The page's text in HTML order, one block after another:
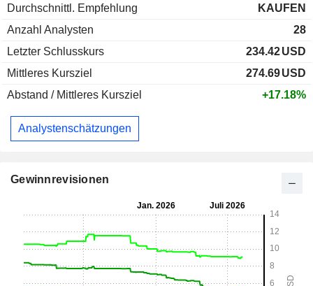
Durchschnittl. Empfehlung
KAUFEN
Anzahl Analysten
28
Letzter Schlusskurs
234.42USD
Mittleres Kursziel
274.69USD
Abstand / Mittleres Kursziel
+17.18%
Analystenschätzungen
Gewinnrevisionen